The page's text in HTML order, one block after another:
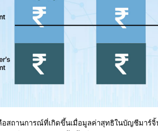
อสถานการณ์ที่เกิดขึ้นเมื่อมูลค่าสุทธิในบัญชีมาร์